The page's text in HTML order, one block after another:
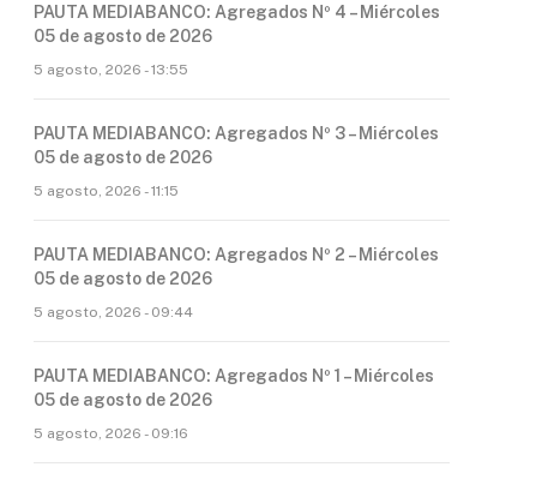
PAUTA MEDIABANCO: Agregados Nº 4 – Miércoles
05 de agosto de 2026
5 agosto, 2026 - 13:55
PAUTA MEDIABANCO: Agregados Nº 3 – Miércoles
05 de agosto de 2026
5 agosto, 2026 - 11:15
PAUTA MEDIABANCO: Agregados Nº 2 – Miércoles
05 de agosto de 2026
5 agosto, 2026 - 09:44
PAUTA MEDIABANCO: Agregados Nº 1 – Miércoles
05 de agosto de 2026
5 agosto, 2026 - 09:16